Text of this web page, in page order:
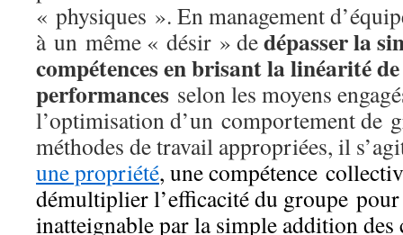
« physiques ». En management
à un même « désir » dedépasser la
compétences en brisantla linéarité
performances selon les moyens
l’optimisation d’un comportement de
méthodes de travail appropriées, il
une propriété, une compétence
démultiplier l’efficacité du groupe
inatteignable par la simple addition des